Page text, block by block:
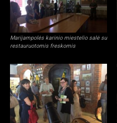
Marijampolės karinio miestelio salė su
restauruotomis freskomis